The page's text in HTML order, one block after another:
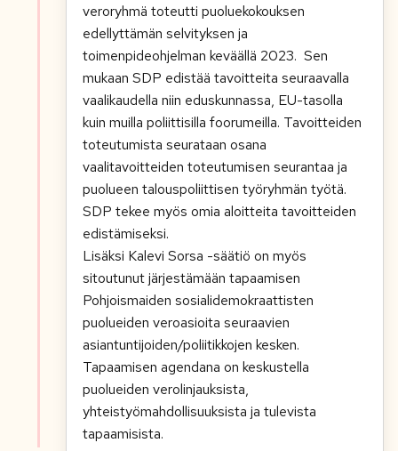
veroryhmä toteutti puoluekokouksen
edellyttämän selvityksen ja
toimenpideohjelman keväällä 2023. Sen
mukaan SDP edistää tavoitteita seuraavalla
vaalikaudella niin eduskunnassa, EU-tasolla
kuin muilla poliittisilla foorumeilla. Tavoitteiden
toteutumista seurataan osana
vaalitavoitteiden toteutumisen seurantaa ja
puolueen talouspoliittisen työryhmän työtä.
SDP tekee myös omia aloitteita tavoitteiden
edistämiseksi.
Lisäksi Kalevi Sorsa -säätiö on myös
sitoutunut järjestämään tapaamisen
Pohjoismaiden sosialidemokraattisten
puolueiden veroasioita seuraavien
asiantuntijoiden/poliitikkojen kesken.
Tapaamisen agendana on keskustella
puolueiden verolinjauksista,
yhteistyömahdollisuuksista ja tulevista
tapaamisista.